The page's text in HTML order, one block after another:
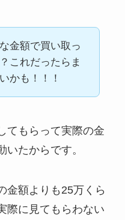
金額で買い取っ
これだったらま
かも！！！
てもらって実際の金
たからです。
金額よりも25万くら
際に見てもらわない